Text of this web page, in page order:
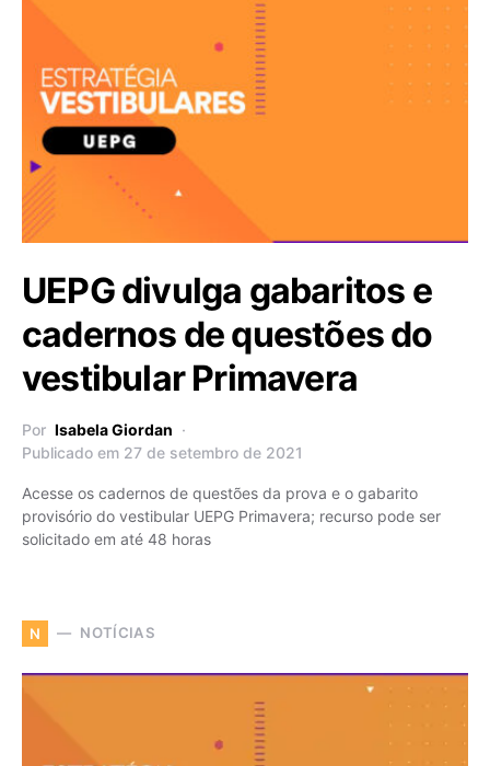
UEPG divulga gabaritos e
cadernos de questões do
vestibular Primavera
Por Isabela Giordan
Publicado em 27 de setembro de 2021
Acesse os cadernos de questões da prova e o gabarito
provisório do vestibular UEPG Primavera; recurso pode ser
solicitado em até 48 horas
N NOTÍCIAS